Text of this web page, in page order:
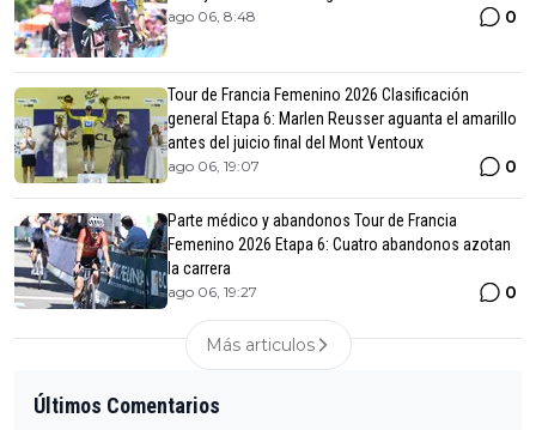
ago 06, 8:48 0
Tour de Francia Femenino 2026 Clasificación
general Etapa 6: Marlen Reusser aguanta el amarillo
antes del juicio final del Mont Ventoux
ago 06, 19:07 0
Parte médico y abandonos Tour de Francia
Femenino 2026 Etapa 6: Cuatro abandonos azotan
la carrera
ago 06, 19:27 0
Más articulos
Últimos Comentarios